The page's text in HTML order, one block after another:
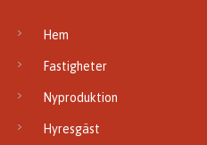
Hem
Fastigheter
Nyproduktion
Hyresgäst